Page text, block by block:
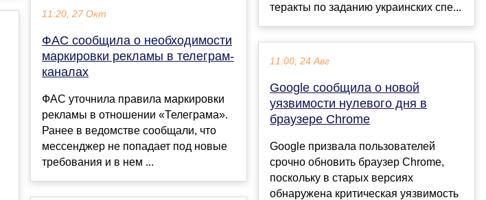
11:20, 27 Окт
ФАС сообщила о необходимости
маркировки рекламы в телеграм-
каналах
ФАС уточнила правила маркировки
рекламы в отношении «Телеграма».
Ранее в ведомстве сообщали, что
мессенджер не попадает под новые
требования и в нем ...
теракты по заданию украинских спе...
11:00, 24 Авг
Google сообщила о новой
уязвимости нулевого дня в
браузере Chrome
Google призвала пользователей
срочно обновить браузер Chrome,
поскольку в старых версиях
обнаружена критическая уязвимость